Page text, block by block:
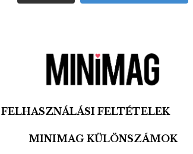
FELHASZNÁLÁSI FELTÉTELEK
MINIMAG KÜLÖNSZÁMOK